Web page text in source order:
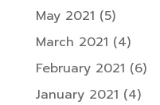
May 2021 (5)
March 2021 (4)
February 2021 (6)
January 2021 (4)